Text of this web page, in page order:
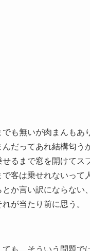
でも無いが肉まんもあ
んだってあれ結構匂う
せるまで窓を開けてス
客は乗せれないって
か言い訳にならない
が当たり前に思う。
も、そういう問題で